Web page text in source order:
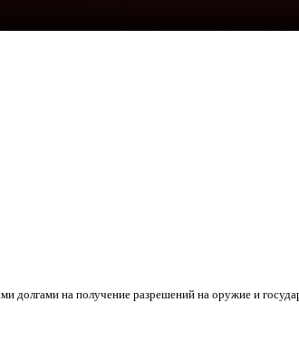
на получение разрешений на оружие и